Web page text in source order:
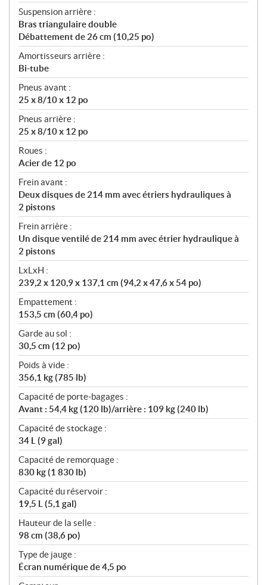
Suspension arrière :
Bras triangulaire double
Débattement de 26 cm (10,25 po)
Amortisseurs arrière :
Bi-tube
Pneus avant :
25 x 8/10 x 12 po
Pneus arrière :
25 x 8/10 x 12 po
Roues :
Acier de 12 po
Frein avant :
Deux disques de 214 mm avec étriers hydrauliques à
2 pistons
Frein arrière :
Un disque ventilé de 214 mm avec étrier hydraulique à
2 pistons
LxLxH :
239,2 x 120,9 x 137,1 cm (94,2 x 47,6 x 54 po)
Empattement :
153,5 cm (60,4 po)
Garde au sol :
30,5 cm (12 po)
Poids à vide :
356,1 kg (785 lb)
Capacité de porte-bagages :
Avant : 54,4 kg (120 lb)/arrière : 109 kg (240 lb)
Capacité de stockage :
34 L (9 gal)
Capacité de remorquage :
830 kg (1 830 lb)
Capacité du réservoir :
19,5 L (5,1 gal)
Hauteur de la selle :
98 cm (38,6 po)
Type de jauge :
Écran numérique de 4,5 po